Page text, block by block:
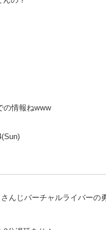
の情報ねwww
んじバーチャルライバーの